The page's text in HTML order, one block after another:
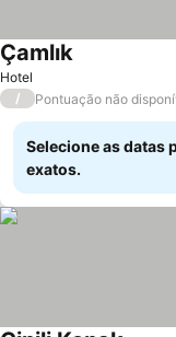
Hotel
Çamlık
/ Pontuação não
Selecione as datas
exatos.